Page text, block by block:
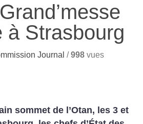
à Strasbourg
Journal /998 vues
sommet de l’Otan, les 3 et